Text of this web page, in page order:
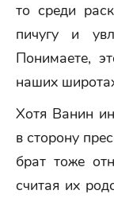
то среди
пичугу и
Понимаете,
наших
Хотя Ванин
в сторону
брат тоже
считая их